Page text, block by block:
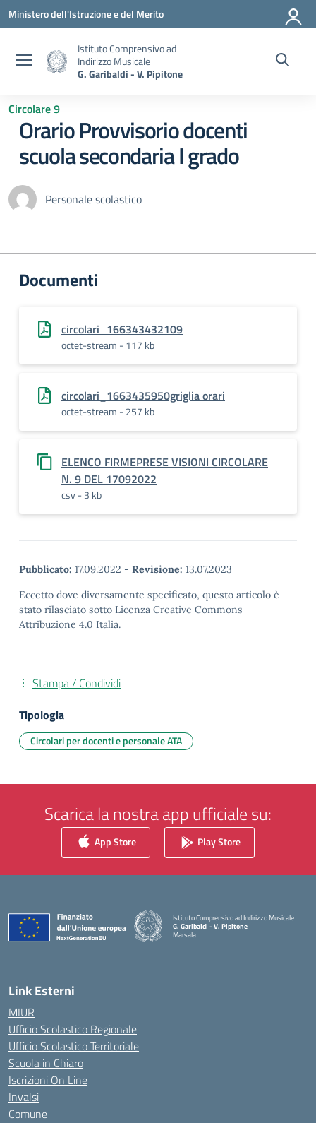
Vai ai contenuti
Vai al menu di navigazione
Vai al footer
Ministero dell'Istruzione e del Merito
Istituto Comprensivo ad
Indirizzo Musicale
G. Garibaldi - V. Pipitone
Circolare 9
Orario Provvisorio docenti
scuola secondaria I grado
Personale scolastico
Documenti
circolari_166343432109
octet-stream - 117 kb
circolari_1663435950griglia orari
octet-stream - 257 kb
ELENCO FIRMEPRESE VISIONI CIRCOLARE
N. 9 DEL 17092022
csv - 3 kb
Pubblicato: 17.09.2022 - Revisione: 13.07.2023
Eccetto dove diversamente specificato, questo articolo è
stato rilasciato sotto Licenza Creative Commons
Attribuzione 4.0 Italia.
Stampa / Condividi
Tipologia
Circolari per docenti e personale ATA
Scarica la nostra app ufficiale su:
App Store Play Store
Istituto Comprensivo ad Indirizzo Musicale
G. Garibaldi - V. Pipitone
Marsala
Link Esterni
MIUR
Ufficio Scolastico Regionale
Ufficio Scolastico Territoriale
Scuola in Chiaro
Iscrizioni On Line
Invalsi
Comune